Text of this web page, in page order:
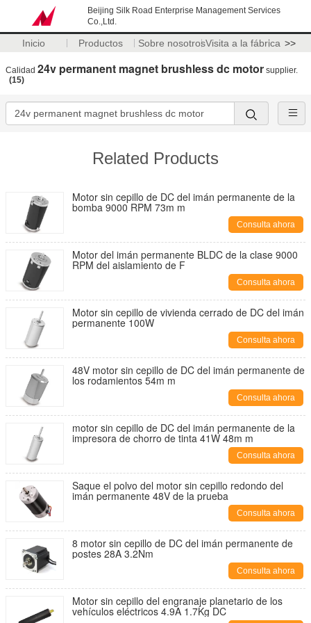
Beijing Silk Road Enterprise Management Services
Co.,Ltd.
Inicio Productos Sobre nosotrosVisita a la fábrica >>
Calidad 24v permanent magnet brushless dc motor supplier.
(15)
Related Products
Motor sin cepillo de DC del imán permanente de la
bomba 9000 RPM 73m m
Consulta ahora
Motor del imán permanente BLDC de la clase 9000
RPM del aislamiento de F
Consulta ahora
Motor sin cepillo de vivienda cerrado de DC del imán
permanente 100W
Consulta ahora
48V motor sin cepillo de DC del imán permanente de
los rodamientos 54m m
Consulta ahora
motor sin cepillo de DC del imán permanente de la
impresora de chorro de tinta 41W 48m m
Consulta ahora
Saque el polvo del motor sin cepillo redondo del
imán permanente 48V de la prueba
Consulta ahora
8 motor sin cepillo de DC del imán permanente de
postes 28A 3.2Nm
Consulta ahora
Motor sin cepillo del engranaje planetario de los
vehículos eléctricos 4.9A 1.7Kg DC